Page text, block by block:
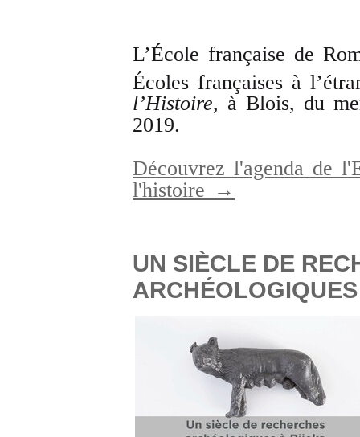
L’École française de
Écoles françaises à
l’Histoire, à Blois, du
2019.
Découvrez l'agenda de
l'histoire →
UN SIÈCLE DE